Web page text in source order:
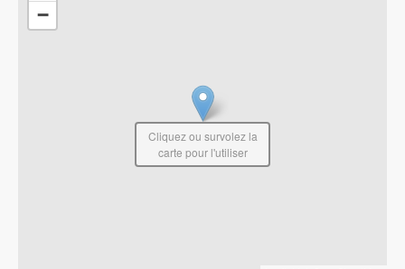
−
Cliquez ou survolez la
carte pour l'utiliser